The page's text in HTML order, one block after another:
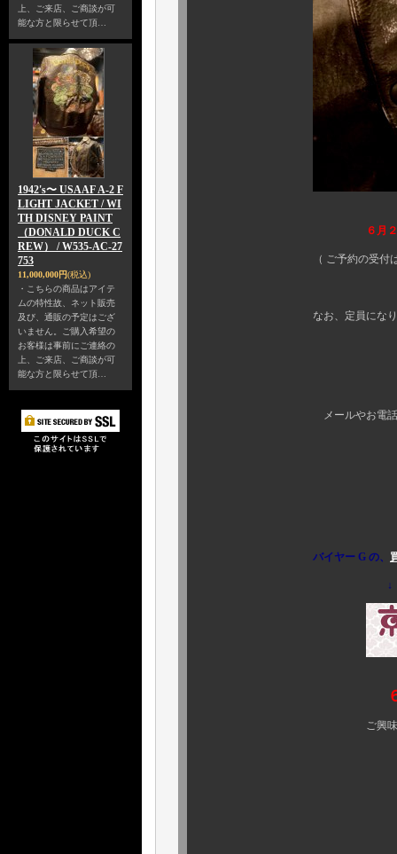
上、ご来店、ご商談が可
能な方と限らせて頂…
1942's〜 USAAF A-2 F
LIGHT JACKET / WI
TH DISNEY PAINT
（DONALD DUCK C
REW） / W535-AC-27
753
11,000,000円(税込)
・こちらの商品はアイテ
ムの特性故、ネット販売
及び、通販の予定はござ
いません。ご購入希望の
お客様は事前にご連絡の
上、ご来店、ご商談が可
能な方と限らせて頂…
６月
（ ご予約の受付は、店頭の
なお、定員になり次第、予
メールやお電話での お問
バイヤー G の、
↓
ご興味のある方、ぜひ